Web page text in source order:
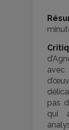
avec
pas
qui